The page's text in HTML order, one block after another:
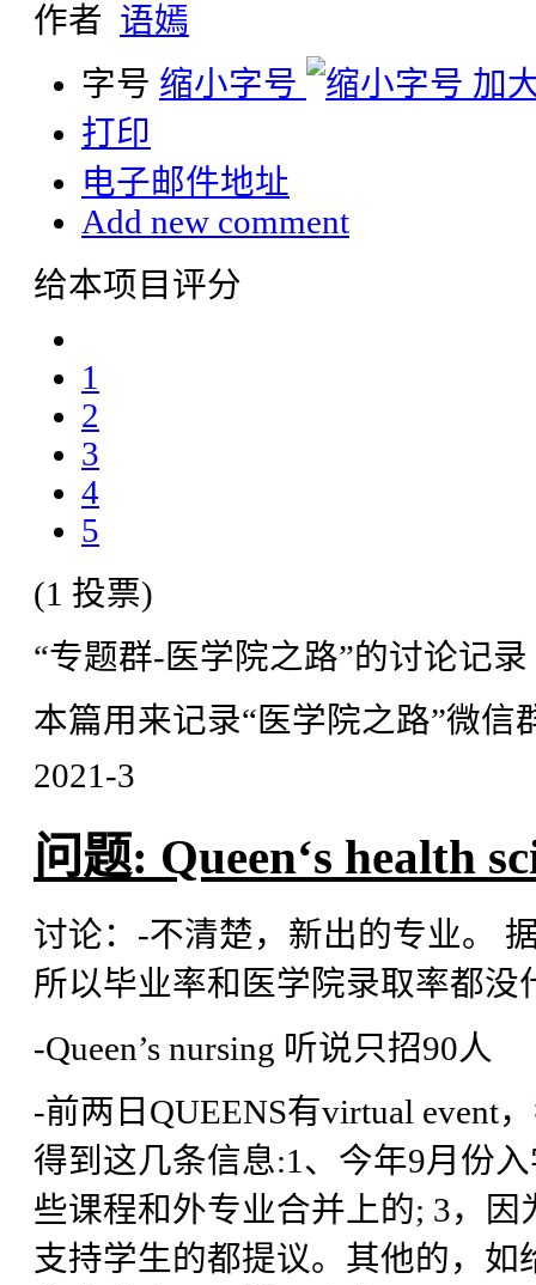
作者 语嫣
字号 缩小字号
加
打印
电子邮件地址
Add new comment
给本项目评分
1
2
3
4
5
(1 投票)
“专题群-医学院之路”的讨论记录
本篇用来记录“医学院之路”微信
2021-3
问题: Queen‘s health
讨论：-不清楚，新出的专业。
所以毕业率和医学院录取率都没
-Queen’s nursing 听说只招90人
-前两日QUEENS有virtual event
得到这几条信息:1、今年9月份
些课程和外专业合并上的; 3，
支持学生的都提议。其他的，如